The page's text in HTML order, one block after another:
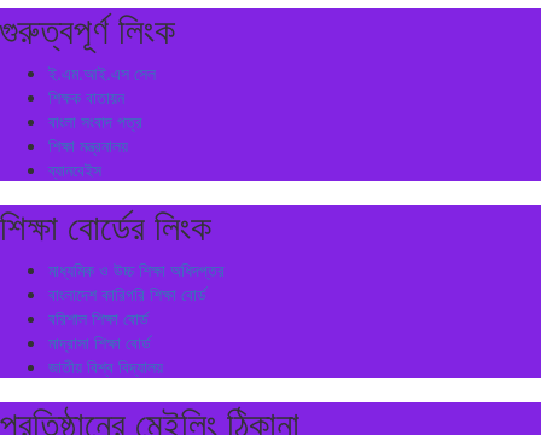
গুরুত্বপূর্ণ লিংক
ই.এম.আই.এস সেল
শিক্ষক বাতায়ন
বাংলা সংবাদ পত্র
শিক্ষা মন্ত্রনালয়
ব্যানবেইস
শিক্ষা বোর্ডের লিংক
মাধ্যমিক ও উচ্চ শিক্ষা অধিদপ্তর
বাংলাদেশ কারিগরি শিক্ষা বোর্ড
বরিশাল শিক্ষা বোর্ড
মাদ্রাসা শিক্ষা বোর্ড
জাতীয় বিশ্ব বিদ্যালয়
প্রতিষ্ঠানের মেইলিং ঠিকানা